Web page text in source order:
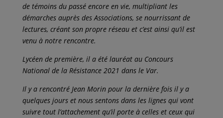
de témoins du passé encore en vie, multipliant les
démarches auprès des Associations, se nourrissant de
lectures, créant son propre réseau et c’est ainsi qu’il est
venu à notre rencontre.
Lycéen de première, il a été lauréat au Concours
National de la Résistance 2021 dans le Var.
Il y a rencontré Jean Morin pour la dernière fois il y a
quelques jours et nous sentons dans les lignes qui vont
suivre tout l’attachement qu’il porte à celles et ceux qui